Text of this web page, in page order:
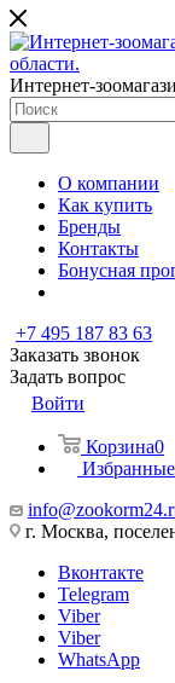
Интернет-
О компании
Как купить
Бренды
Контакты
Бонусная
+7 495 187 83 63
Заказать звонок
Задать вопрос
Войти
Корзина0
г. Москва,
Вконтакте
Telegram
Viber
Viber
WhatsApp